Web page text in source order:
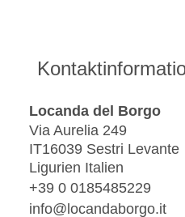
Locanda del Borgo
Via Aurelia 249
IT16039 Sestri Levante
Ligurien Italien
+39 0 0185485229
info@locandaborgo.it